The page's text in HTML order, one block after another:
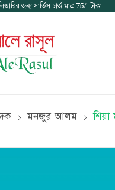
জন্য সার্ভিস চার্জ মাত্র 75/- টাকা।
মনজুর আলম শিয়া